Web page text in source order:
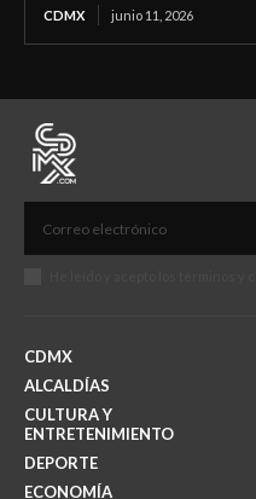
CDMX junio 11, 2026
CDMX
ALCALDÍAS
CULTURA Y
ENTRETENIMIENTO
DEPORTE
ECONOMÍA